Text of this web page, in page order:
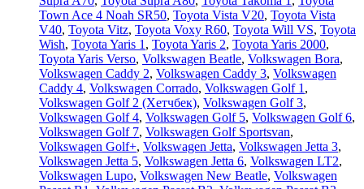
Town Ace 4 Noah SR50, Toyota Vista V20, Toyota Vista
V40, Toyota Vitz, Toyota Voxy R60, Toyota Will VS, Toyota
Wish, Toyota Yaris 1 , Toyota Yaris 2, Toyota Yaris 2000,
Toyota Yaris Verso, Volkswagen Beatle, Volkswagen Bora,
Volkswagen Caddy 2, Volkswagen Caddy 3, Volkswagen
Caddy 4, Volkswagen Corrado, Volkswagen Golf 1 ,
Volkswagen Golf 2 (Хетчбек), Volkswagen Golf 3,
Volkswagen Golf 4, Volkswagen Golf 5, Volkswagen Golf 6,
Volkswagen Golf 7, Volkswagen Golf Sportsvan,
Volkswagen Golf+, Volkswagen Jetta, Volkswagen Jetta 3,
Volkswagen Jetta 5, Volkswagen Jetta 6, Volkswagen LT2,
Volkswagen Lupo, Volkswagen New Beatle, Volkswagen